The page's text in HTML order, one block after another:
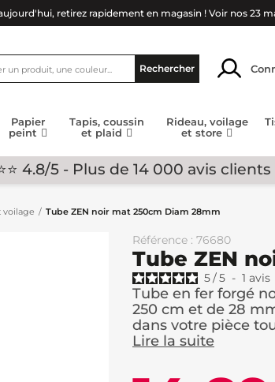
retirez rapidement en magasin !Voir nos 23
Rechercher
Papier
peint
Tapis, coussin
et plaid
Rideau, voilage
et store
4.8/5 - Plus de 14 000 avis clients
voilage Tube ZEN noir mat 250cm Diam 28mm
Référence : 76680
Tube ZEN
5/5 - 1 avis
Tube en fer forgé
250 cm et de 28
dans votre pièce
Lire la suite